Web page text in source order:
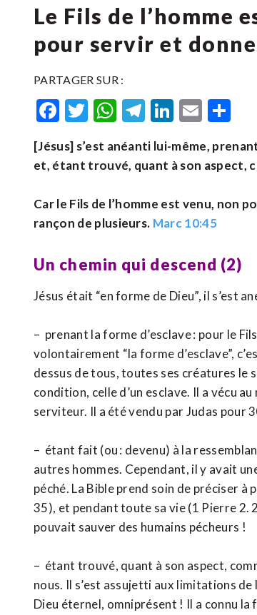
Le Fils de l’homme
pour servir et
PARTAGER SUR :
Facebook
Twitter
WhatsApp
Telegram
LinkedIn
Email
[Jésus] s’est anéanti lui-même,
et, étant trouvé, quant à son aspect,
Car le Fils de l’homme est venu, non
rançon de plusieurs. Marc 10:45
Un chemin qui descend (2)
Jésus était “en forme de Dieu”, il s’est
– prenant la forme d’esclave : pour le
volontairement “la forme d’esclave”,
dessus de tous, toutes ses créatures le
condition, celle d’un esclave. Il a vécu
serviteur. Il a été vendu par Judas pour
– étant fait (ou : devenu) à la
autres hommes. Cependant, il y avait
péché. La Bible prend soin de préciser
35), et pendant toute sa vie (1 Pierre 2.
pouvait sauver des humains pécheurs !
– étant trouvé, quant à son aspect,
nous. Il s’est assujetti aux limitations
Dieu éternel, omniprésent ! Il a connu